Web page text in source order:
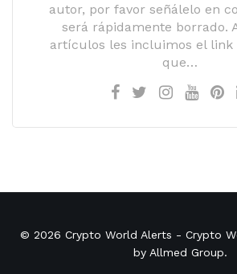
autor, por favor señálelo en
será rápidamente borrado.
artículos les incluimos el link
que…
© 2026 Crypto World Alerts - Crypto
by Allmed Group.